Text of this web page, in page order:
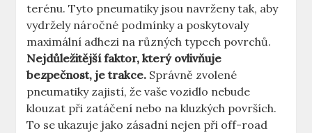
terénu. Tyto pneumatiky jsou navrženy tak, aby
vydržely náročné podmínky a poskytovaly
maximální adhezi na různých typech povrchů.
Nejdůležitější faktor, který ovlivňuje
bezpečnost, je trakce. Správně zvolené
pneumatiky zajistí, že vaše vozidlo nebude
klouzat při zatáčení nebo na kluzkých površích.
To se ukazuje jako zásadní nejen při off-road